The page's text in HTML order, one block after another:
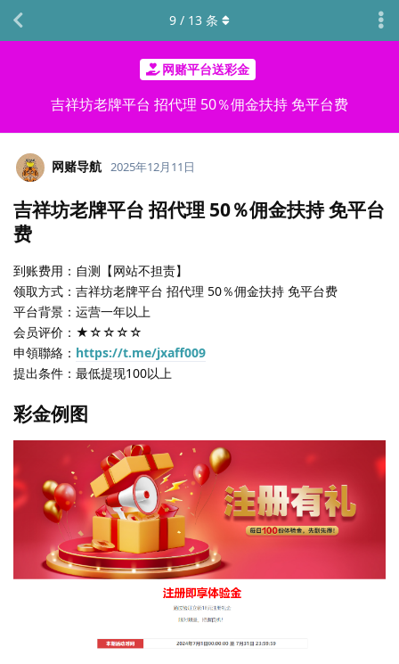
网赌平台送彩金
吉祥坊老牌平台 招代理 50％佣金扶持 免平台费
9 / 13 条
网赌导航 2025年12月11日
吉祥坊老牌平台 招代理 50％佣金扶持 免平台
费
到账费用：自测【网站不担责】
领取方式：吉祥坊老牌平台 招代理 50％佣金扶持 免平台费
平台背景：运营一年以上
会员评价：★☆☆☆☆
申領聯絡： https://t.me/jxaff009
提出条件：最低提现100以上
彩金例图